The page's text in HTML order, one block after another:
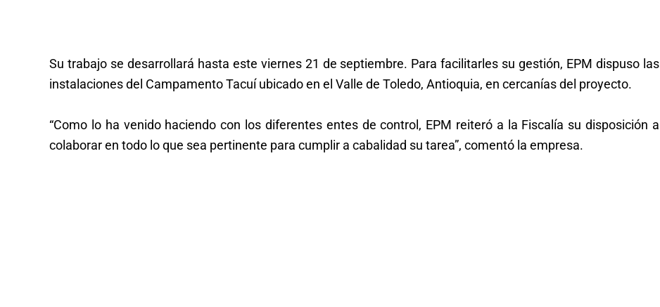
Su trabajo se desarrollará hasta este viernes 21 de septiembre. Para facilitarles su gestión, EPM dispuso las
instalaciones del Campamento Tacuí ubicado en el Valle de Toledo, Antioquia, en cercanías del proyecto.
“Como lo ha venido haciendo con los diferentes entes de control, EPM reiteró a la Fiscalía su disposición a
colaborar en todo lo que sea pertinente para cumplir a cabalidad su tarea”, comentó la empresa.